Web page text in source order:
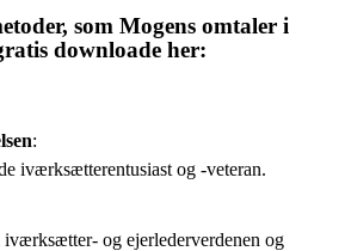
som Mogens omtaler i
downloade her:
:
iværksætterentusiast og -veteran.
og ejerlederverdenen og